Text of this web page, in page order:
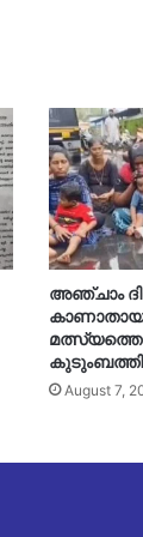
അഞ്ചാം
കാണാതായ
August 7,